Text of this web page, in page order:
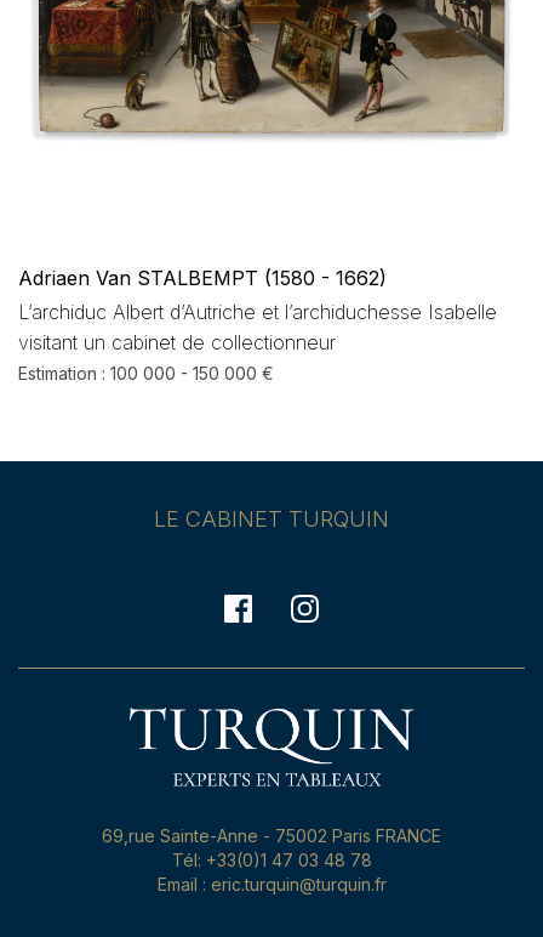
Adriaen Van STALBEMPT (1580 - 1662)
L’archiduc Albert d’Autriche et l’archiduchesse Isabelle
visitant un cabinet de collectionneur
Estimation : 100 000 - 150 000 €
LE CABINET TURQUIN
69,rue Sainte-Anne - 75002 Paris FRANCE
Tél: +33(0)1 47 03 48 78
Email : eric.turquin@turquin.fr